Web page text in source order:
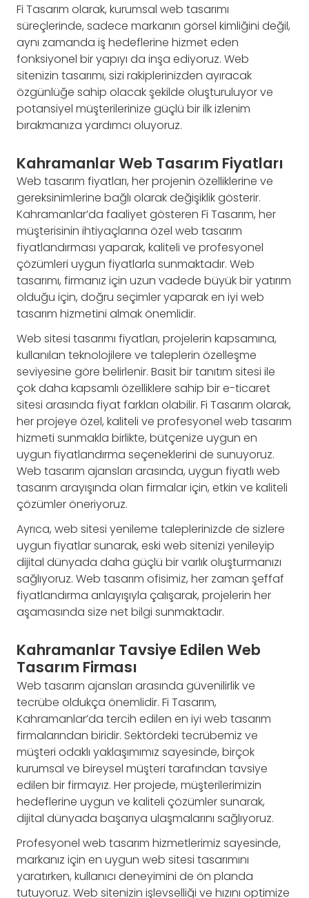
Fi Tasarım olarak, kurumsal web tasarımı
süreçlerinde, sadece markanın görsel kimliğini değil,
aynı zamanda iş hedeflerine hizmet eden
fonksiyonel bir yapıyı da inşa ediyoruz. Web
sitenizin tasarımı, sizi rakiplerinizden ayıracak
özgünlüğe sahip olacak şekilde oluşturuluyor ve
potansiyel müşterilerinize güçlü bir ilk izlenim
bırakmanıza yardımcı oluyoruz.
Kahramanlar Web Tasarım Fiyatları
Web tasarım fiyatları, her projenin özelliklerine ve
gereksinimlerine bağlı olarak değişiklik gösterir.
Kahramanlar’da faaliyet gösteren Fi Tasarım, her
müşterisinin ihtiyaçlarına özel web tasarım
fiyatlandırması yaparak, kaliteli ve profesyonel
çözümleri uygun fiyatlarla sunmaktadır. Web
tasarımı, firmanız için uzun vadede büyük bir yatırım
olduğu için, doğru seçimler yaparak en iyi web
tasarım hizmetini almak önemlidir.
Web sitesi tasarımı fiyatları, projelerin kapsamına,
kullanılan teknolojilere ve taleplerin özelleşme
seviyesine göre belirlenir. Basit bir tanıtım sitesi ile
çok daha kapsamlı özelliklere sahip bir e-ticaret
sitesi arasında fiyat farkları olabilir. Fi Tasarım olarak,
her projeye özel, kaliteli ve profesyonel web tasarım
hizmeti sunmakla birlikte, bütçenize uygun en
uygun fiyatlandırma seçeneklerini de sunuyoruz.
Web tasarım ajansları arasında, uygun fiyatlı web
tasarım arayışında olan firmalar için, etkin ve kaliteli
çözümler öneriyoruz.
Ayrıca, web sitesi yenileme taleplerinizde de sizlere
uygun fiyatlar sunarak, eski web sitenizi yenileyip
dijital dünyada daha güçlü bir varlık oluşturmanızı
sağlıyoruz. Web tasarım ofisimiz, her zaman şeffaf
fiyatlandırma anlayışıyla çalışarak, projelerin her
aşamasında size net bilgi sunmaktadır.
Kahramanlar Tavsiye Edilen Web
Tasarım Firması
Web tasarım ajansları arasında güvenilirlik ve
tecrübe oldukça önemlidir. Fi Tasarım,
Kahramanlar’da tercih edilen en iyi web tasarım
firmalarından biridir. Sektördeki tecrübemiz ve
müşteri odaklı yaklaşımımız sayesinde, birçok
kurumsal ve bireysel müşteri tarafından tavsiye
edilen bir firmayız. Her projede, müşterilerimizin
hedeflerine uygun ve kaliteli çözümler sunarak,
dijital dünyada başarıya ulaşmalarını sağlıyoruz.
Profesyonel web tasarım hizmetlerimiz sayesinde,
markanız için en uygun web sitesi tasarımını
yaratırken, kullanıcı deneyimini de ön planda
tutuyoruz. Web sitenizin işlevselliği ve hızını optimize